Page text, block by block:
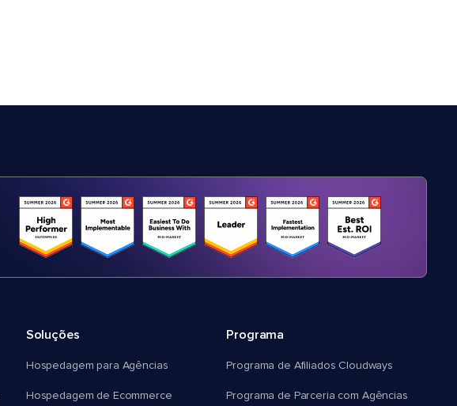
Soluções
Hospedagem para Agências
Hospedagem de Ecommerce
Programa
Programa de Afiliados Cloudways
Programa de Parceria com Agências